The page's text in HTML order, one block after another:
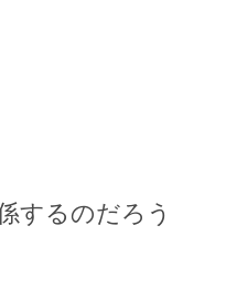
するのだろう